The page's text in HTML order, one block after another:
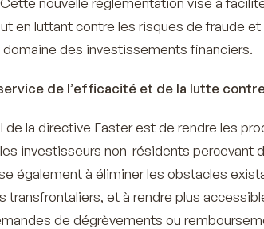
en luttant contre les risques de fraude et
domaine des investissements financiers.
de l’efficacité et de la lutte
de la directive Faster est de rendre les
investisseurs non-résidents percevant
également à éliminer les obstacles
transfrontaliers, et à rendre plus
de dégrèvements ou